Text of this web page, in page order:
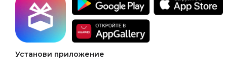
Установи приложение